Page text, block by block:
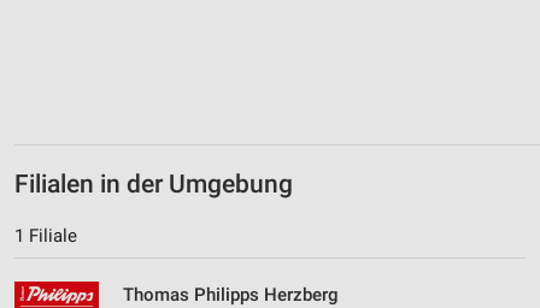
Filialen in der Umgebung
1 Filiale
Thomas Philipps Herzberg
IAB-Besonderheiten:
Verwendung genauer Standortdaten
Informationen identifizieren